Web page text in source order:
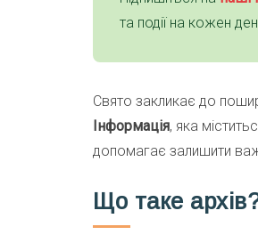
та події на кожен
Свято закликає до
Інформація, яка
допомагає залишити
Що таке